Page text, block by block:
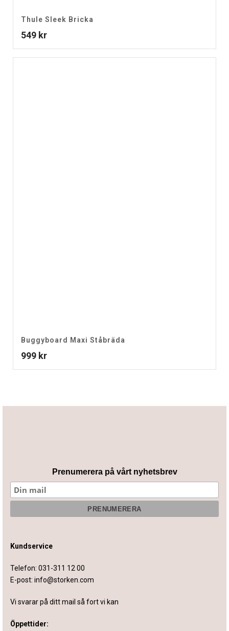
Thule Sleek Bricka
549 kr
Buggyboard Maxi Ståbräda
999 kr
Prenumerera på vårt nyhetsbrev
Kundservice
Telefon: 031-311 12 00
E-post: info@storken.com
Vi svarar på ditt mail så fort vi kan
Öppettider: